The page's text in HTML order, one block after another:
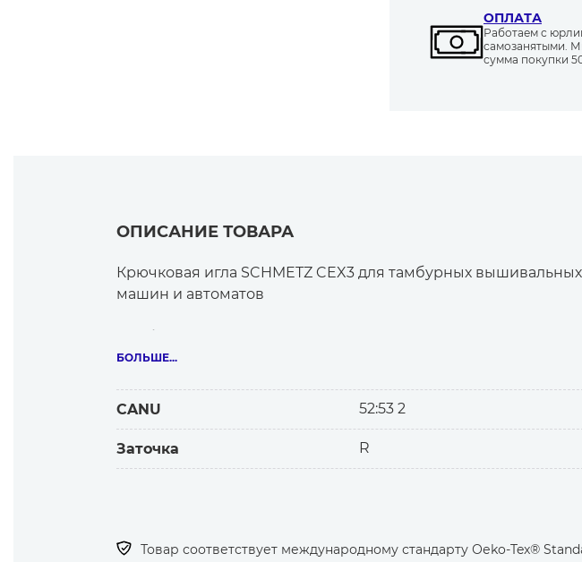
ОПЛАТА
Работаем с
самозанятыми.
сумма покупки
ОПИСАНИЕ ТОВАРА
Крючковая игла SCHMETZ CEX3 для тамбурных вышивальных
машин и автоматов
— Игла с желобком в колбе.
— R— стандартное круглое остриё.
Назначение
Крючковая игла с желобком в колбе и стандартным
Выпускается для материалов различной толщины. Иглы № 70,
Какие выгоды использования иглы SCHMETZ
БОЛЬШЕ...
CANU 52:53 2
Заточка R
Товар соответствует международному стандарту Оеko-Tex®